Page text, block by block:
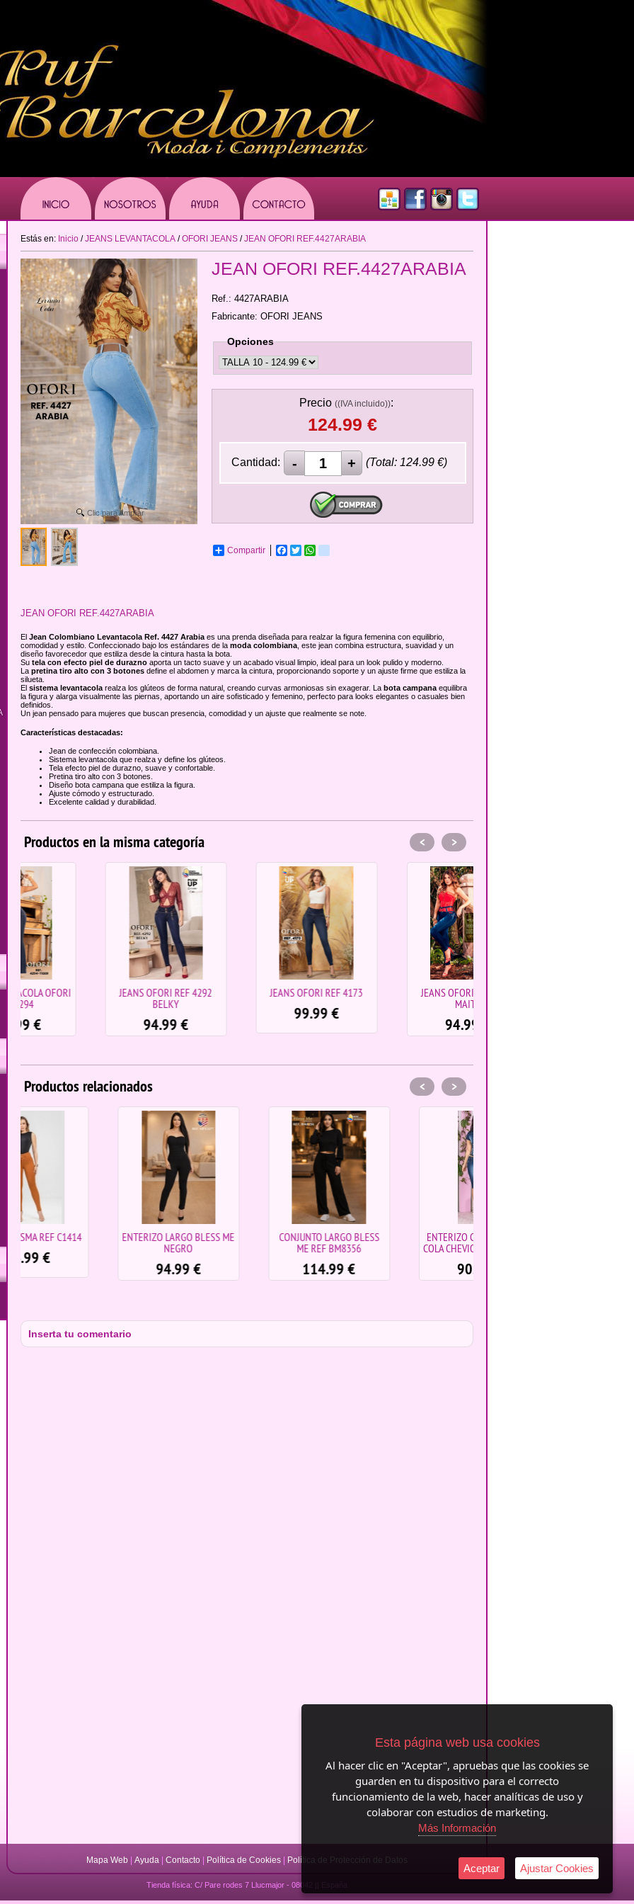
Estás en: Inicio /JEANS LEVANTACOLA /OFORI JEANS /JEAN OFORI REF.4427ARABIA
Clic para Ampliar
JEAN OFORI REF.4427ARABIA
Ref.: 4427ARABIA
Fabricante: OFORI JEANS
Opciones
Precio ((IVA incluido)):
124.99 €
Cantidad: (Total: 124.99 €)
Compartir Facebook
Twitter
JEAN OFORI REF.4427ARABIA
El Jean Colombiano Levantacola Ref. 4427 Arabia es una prenda diseñada para realzar la figura femenina con equilibrio,
comodidad y estilo. Confeccionado bajo los estándares de la moda colombiana , este jean combina estructura, suavidad y un
diseño favorecedor que estiliza desde la cintura hasta la bota.
Su tela con efecto piel de durazno aporta un tacto suave y un acabado visual limpio, ideal para un look pulido y moderno.
La pretina tiro alto con 3 botones define el abdomen y marca la cintura, proporcionando soporte y un ajuste firme que estiliza la
silueta.
El sistema levantacola realza los glúteos de forma natural, creando curvas armoniosas sin exagerar. La bota campana equilibra
la figura y alarga visualmente las piernas, aportando un aire sofisticado y femenino, perfecto para looks elegantes o casuales bien
definidos.
Un jean pensado para mujeres que buscan presencia, comodidad y un ajuste que realmente se note.
Características destacadas:
Jean de confección colombiana.
Sistema levantacola que realza y define los glúteos.
Tela efecto piel de durazno, suave y confortable.
Pretina tiro alto con 3 botones.
Diseño bota campana que estiliza la figura.
Ajuste cómodo y estructurado.
Excelente calidad y durabilidad.
Productos en la misma categoría
JEANS OFORI REF 4292
JEANS OFORI REF 4173
JEANS OFORI REF 4291
< >
Productos relacionados
ENTERIZO LARGO BLESS ME
CONJUNTO LARGO BLESS
ENTERIZO CAPRI LEVANTA
COLA CHEVIOTTO REF 10211
< >
Inserta tu comentario
Mapa Web Ayuda Contacto Política de Cookies Política de Protección de Datos
Tienda física: C/ Pare rodes 7 Llucmajor - 08042 || España
Esta página web usa cookies
Al hacer clic en "Aceptar", apruebas que las cookies se
guarden en tu dispositivo para el correcto
funcionamiento de la web, hacer analíticas de uso y
colaborar con estudios de marketing.
Más Información
Aceptar Ajustar Cookies